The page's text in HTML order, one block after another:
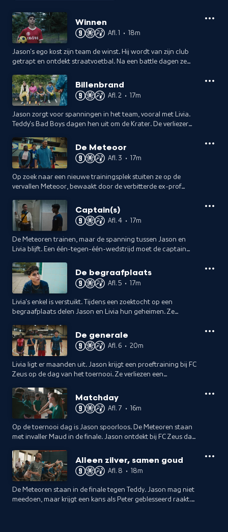
Winnen
Afl. 1 • 18m
Jason's ego kost zijn team de winst. Hij wordt van zijn club
getrapt en ontdekt straatvoetbal. Na een battle dagen ze
droomclub.
Billenbrand
Afl. 2 • 17m
Jason zorgt voor spanningen in het team, vooral met Livia.
Teddy's Bad Boys dagen hen uit om de Krater. De verliezer
op.
De Meteoor
Afl. 3 • 17m
Op zoek naar een nieuwe trainingsplek stuiten ze op de
vervallen Meteoor, bewaakt door de verbitterde ex-prof
Captain(s)
Afl. 4 • 17m
De Meteoren trainen, maar de spanning tussen Jason en
Livia blijft. Een één-tegen-één-wedstrijd moet de captain
weg. Jason zoekt haar op.De begraafplaats
Afl. 5 • 17m
Livia's enkel is verstuikt. Tijdens een zoektocht op een
begraafplaats delen Jason en Livia hun geheimen. Ze
verslaanbaar.
De generale
Afl. 6 • 20m
Livia ligt er maanden uit. Jason krijgt een proeftraining bij FC
Zeus op de dag van het toernooi. Ze verliezen een
Teddy zaait angst.
Matchday
Afl. 7 • 16m
Op de toernooi dag is Jason spoorloos. De Meteoren staan
met invaller Maud in de finale. Jason ontdekt bij FC Zeus dat
zijn team.
Alleen zilver, samen goud
Afl. 8 • 18m
De Meteoren staan in de finale tegen Teddy. Jason mag niet
meedoen, maar krijgt een kans als Peter geblesseerd raakt.